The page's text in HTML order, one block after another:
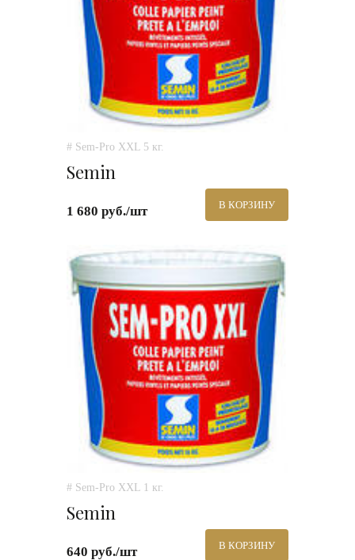
# Sem-Pro XXL 5 кг.
Semin
1 680 руб./шт В КОРЗИНУ
# Sem-Pro XXL 1 кг.
Semin
640 руб./шт В КОРЗИНУ